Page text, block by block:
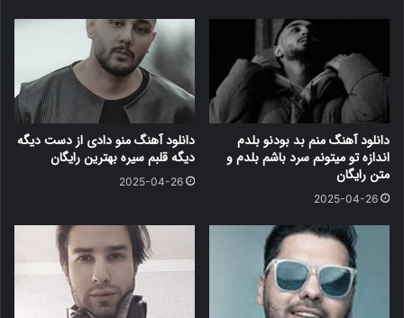
دانلود آهنگ منم بد بودنو بلدم
اندازه تو میتونم سرد باشم بلدم و
متن رایگان
2025-04-26
دانلود آهنگ منو دادی از دست دیگه
دیگه قلبم سیره بهترین رایگان
2025-04-26